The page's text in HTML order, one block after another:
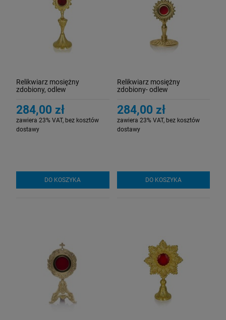
Relikwiarz mosiężny
zdobiony, odlew
284,00 zł
zawiera 23% VAT, bez kosztów
dostawy
DO KOSZYKA
Relikwiarz mosiężny
zdobiony- odlew
284,00 zł
zawiera 23% VAT, bez kosztów
dostawy
DO KOSZYKA